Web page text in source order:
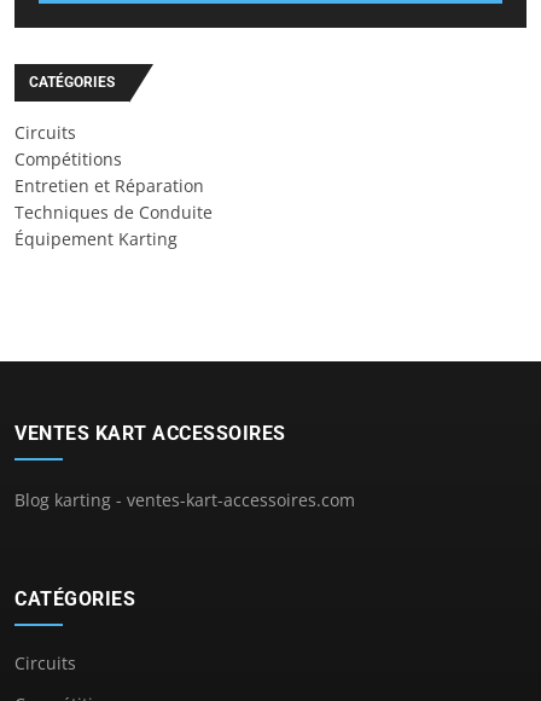
CATÉGORIES
Circuits
Compétitions
Entretien et Réparation
Techniques de Conduite
Équipement Karting
VENTES KART ACCESSOIRES
Blog karting - ventes-kart-accessoires.com
CATÉGORIES
Circuits